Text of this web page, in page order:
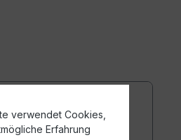
verwendet Cookies,
Erfahrung